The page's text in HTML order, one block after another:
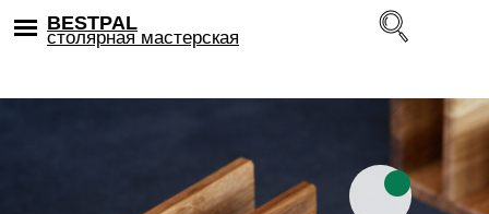
BESTPAL
столярная мастерская